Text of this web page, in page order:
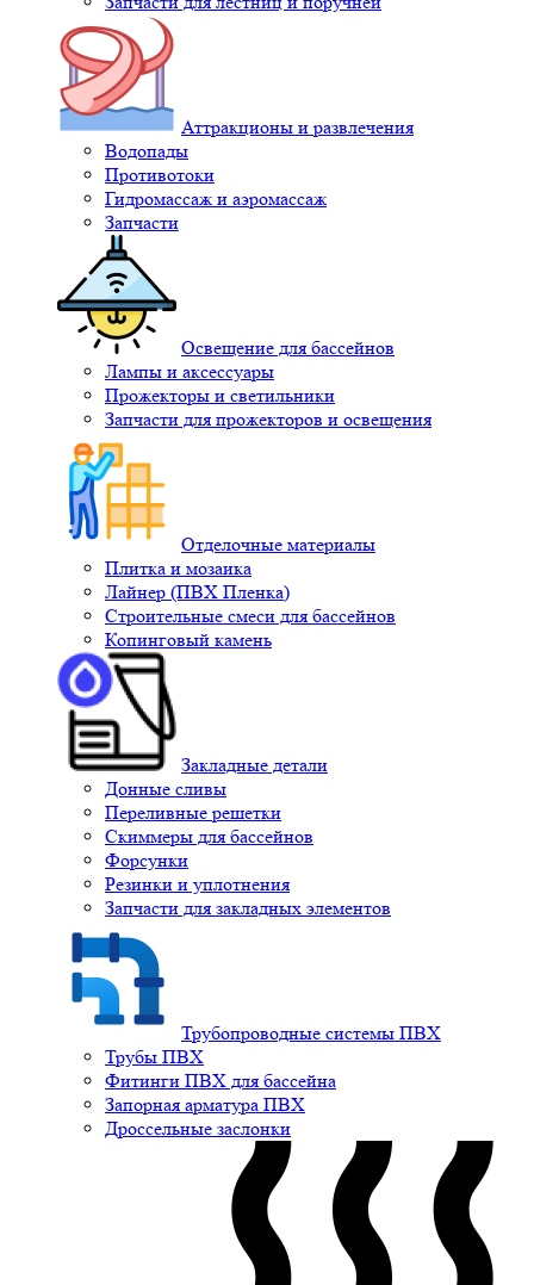
Аттракционы и развлечения
Водопады
Противотоки
Гидромассаж и аэромассаж
Запчасти
Освещение для бассейнов
Лампы и аксессуары
Прожекторы и светильники
Запчасти для прожекторов и освещения
Отделочные материалы
Плитка и мозаика
Лайнер (ПВХ Пленка)
Строительные смеси для бассейнов
Копинговый камень
Закладные детали
Донные сливы
Переливные решетки
Скиммеры для бассейнов
Форсунки
Резинки и уплотнения
Запчасти для закладных элементов
Трубопроводные системы ПВХ
Трубы ПВХ
Фитинги ПВХ для бассейна
Запорная арматура ПВХ
Дроссельные заслонки